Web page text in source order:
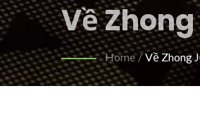
Về Zhong
thoải mái
Home / Về Zhong